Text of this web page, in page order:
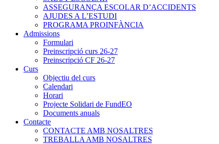
ASSEGURANÇA ESCOLAR D’ACCIDENTS
AJUDES A L’ESTUDI
PROGRAMA PROINFÀNCIA
Admissions
Formulari
Preinscripció curs 26-27
Preinscripció CF 26-27
Curs
Objectiu del curs
Calendari
Horari
Projecte Solidari de FundEO
Documents anuals
Contacte
CONTACTE AMB NOSALTRES
TREBALLA AMB NOSALTRES